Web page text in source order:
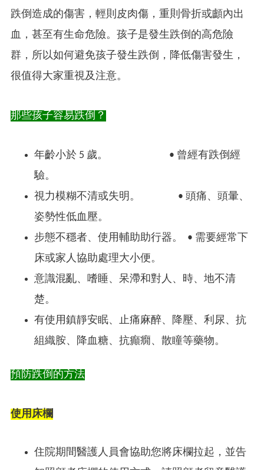
跌倒造成的傷害，輕則皮肉傷，重則骨折或顱內出
血，甚至有生命危險。孩子是發生跌倒的高危險
群，所以如何避免孩子發生跌倒，降低傷害發生，
很值得大家重視及注意。
那些孩子容易跌倒？
年齡小於 5 歲。 • 曾經有跌倒經
驗。
視力模糊不清或失明。
• 頭痛、頭暈、
姿勢性低血壓。
步態不穩者、使用輔助助行器。
• 需要經常下
床或家人協助處理大小便。
意識混亂、嗜睡、呆滯和對人、時、地不清
楚。
有使用鎮靜安眠、止痛麻醉、降壓、利尿、抗
組織胺、降血糖、抗癲癇、散瞳等藥物。
預防跌倒的方法
使用床欄
住院期間醫護人員會協助您將床欄拉起，並告